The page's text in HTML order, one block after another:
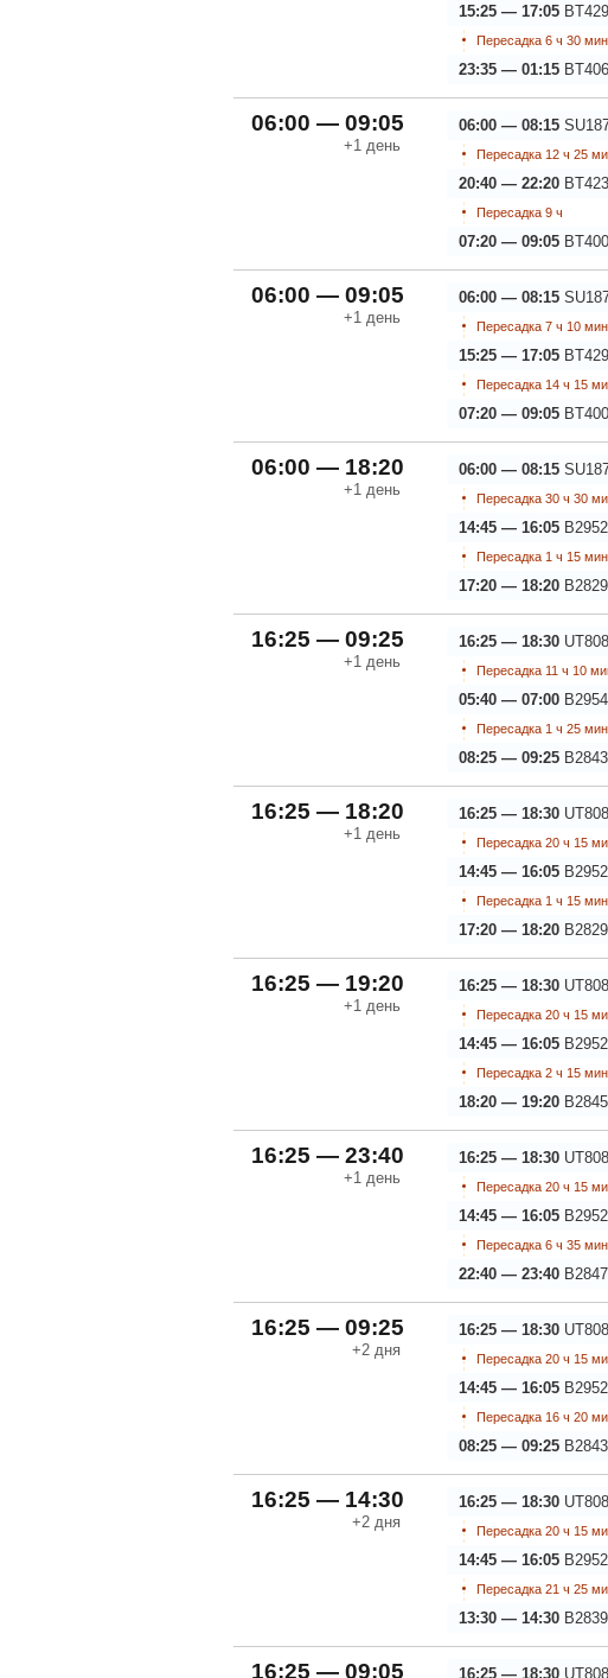
15:25 — 17:05 BT429
Пересадка 6 ч 30 мин
23:35 — 01:15 BT406
06:00 — 09:05
+1 день
06:00 — 08:15
Пересадка 12 ч 25
20:40 — 22:20 BT423
Пересадка 9 ч
07:20 — 09:05 BT400
06:00 — 09:05
+1 день
06:00 — 08:15
Пересадка 7 ч 10 мин
15:25 — 17:05 BT429
Пересадка 14 ч 15
07:20 — 09:05 BT400
06:00 — 18:20
+1 день
06:00 — 08:15
Пересадка 30 ч 30
14:45 — 16:05 B2952
Пересадка 1 ч 15 мин
17:20 — 18:20 B2829
16:25 — 09:25
+1 день
16:25 — 18:30 UT808
Пересадка 11 ч 10
05:40 — 07:00 B2954
Пересадка 1 ч 25 мин
08:25 — 09:25 B2843
16:25 — 18:20
+1 день
16:25 — 18:30 UT808
Пересадка 20 ч 15
14:45 — 16:05 B2952
Пересадка 1 ч 15 мин
17:20 — 18:20 B2829
16:25 — 19:20
+1 день
16:25 — 18:30 UT808
Пересадка 20 ч 15
14:45 — 16:05 B2952
Пересадка 2 ч 15 мин
18:20 — 19:20 B2845
16:25 — 23:40
+1 день
16:25 — 18:30 UT808
Пересадка 20 ч 15
14:45 — 16:05 B2952
Пересадка 6 ч 35 мин
22:40 — 23:40 B2847
16:25 — 09:25
+2 дня
16:25 — 18:30 UT808
Пересадка 20 ч 15
14:45 — 16:05 B2952
Пересадка 16 ч 20
08:25 — 09:25 B2843
16:25 — 14:30
+2 дня
16:25 — 18:30 UT808
Пересадка 20 ч 15
14:45 — 16:05 B2952
Пересадка 21 ч 25
13:30 — 14:30 B2839
16:25 — 09:05 16:25 — 18:30 UT808